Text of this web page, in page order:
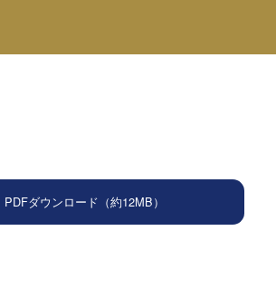
PDFダウンロード（約12MB）